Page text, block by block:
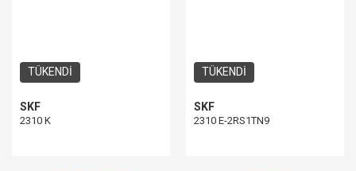
TÜKENDİ
SKF
2310 K
TÜKENDİ
SKF
2310 E-2RS1TN9